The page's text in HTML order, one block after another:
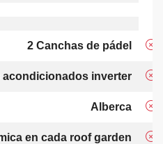
2 Canchas de pádel
acondicionados inverter
Alberca
en cada roof garden